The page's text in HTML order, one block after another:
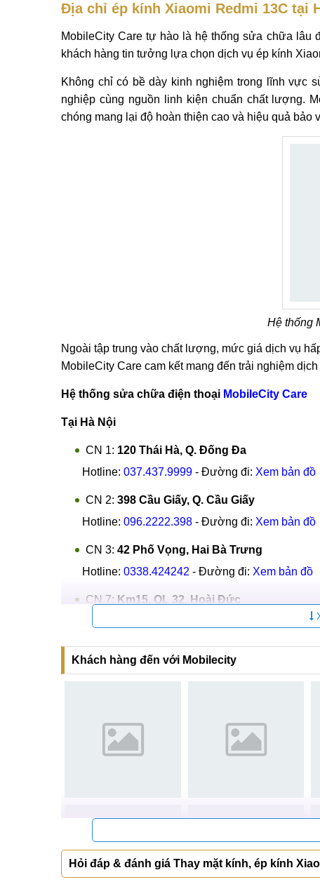
Địa chỉ ép kính Xiaomi Redmi 13C tại
MobileCity Care tự hào là hệ thống sửa chữa lâu
khách hàng tin tưởng lựa chọn dịch vụ ép kính
Không chỉ có bề dày kinh nghiệm trong lĩnh vực
nghiệp cùng nguồn linh kiện chuẩn chất lượng.
chóng mang lại độ hoàn thiện cao và hiệu quả bảo
Hệ thống
Ngoài tập trung vào chất lượng, mức giá dịch vụ
MobileCity Care cam kết mang đến trải nghiệm
Hệ thống sửa chữa điện thoại MobileCity Care
Tại Hà Nội
CN 1: 120 Thái Hà, Q. Đống Đa
Hotline: 037.437.9999 - Đường đi: Xem bản đồ
CN 2: 398 Cầu Giấy, Q. Cầu Giấy
Hotline: 096.2222.398 - Đường đi: Xem bản đồ
CN 3: 42 Phố Vọng, Hai Bà Trưng
Hotline: 0338.424242 - Đường đi: Xem bản đồ
CN 7: Km15, QL 32, Hoài Đức
Xem bản đồ
Tại TP Hồ Chí Minh
CN 4:123 Trần Quang Khải, Q1
CN 5:602 Lê Hồng Phong, Q10
Hotline:097.3333.602 - Đường đi:Xem bản đồ
Cam kết ép kính Xiaomi Redmi 13C
Khách hàng đến với Mobilecity
Hỏi đáp & đánh giá Thay mặt kính, ép kính